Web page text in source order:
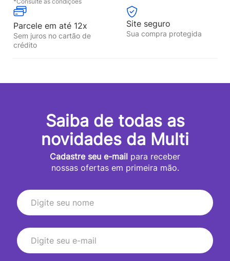
Parcele em até 12x
Sem juros no cartão de
crédito
Site seguro
Sua compra protegida
Saiba de todas as
novidades da Multi
Cadastre seu e-mail para receber
nossas ofertas em primeira mão.